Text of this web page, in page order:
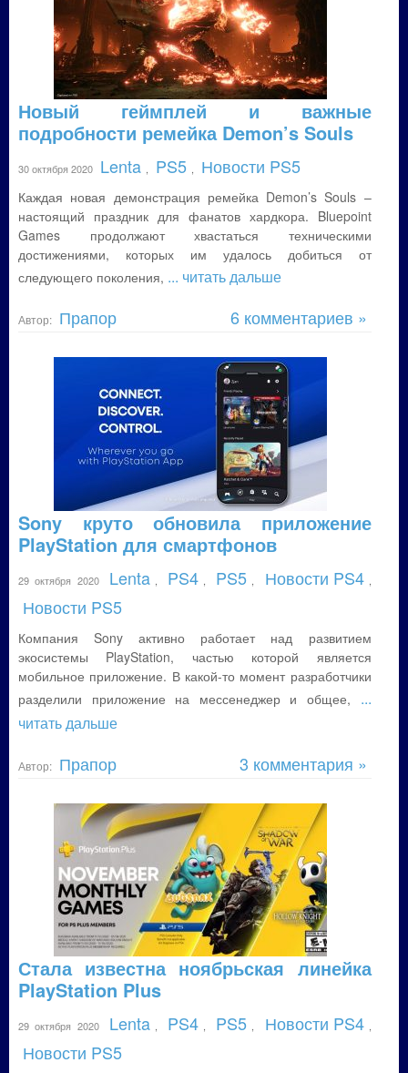
Новый геймплей и важные
подробности ремейка Demon’s Souls
30 октября 2020 Lenta PS5 Новости PS5
Каждая новая демонстрация ремейка Demon’s Souls –
настоящий праздник для фанатов хардкора. Bluepoint
Games продолжают хвастаться техническими
достижениями, которых им удалось добиться от
следующего поколения, ... читать дальше
Автор: Прапор 6 комментариев »
Sony круто обновила приложение
PlayStation для смартфонов
29 октября 2020 Lenta PS4 PS5 Новости PS4
Новости PS5
Компания Sony активно работает над развитием
экосистемы PlayStation, частью которой является
мобильное приложение. В какой-то момент разработчики
разделили приложение на мессенеджер и общее, ...
читать дальше
Автор: Прапор 3 комментария »
Стала известна ноябрьская линейка
PlayStation Plus
29 октября 2020 Lenta PS4 PS5 Новости PS4
Новости PS5